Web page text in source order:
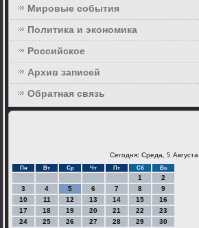
Мировые события
Политика и экономика
Российское
Архив записей
Обратная связь
Сегодня: Среда, 5 Августа
Пн Вт Ср Чт Пт Сб Вс
1
2
3
4 5 6 7 8
9
10
11 12 13 14 15
16
17
18 19 20 21 22
23
24
25 26 27 28 29
30